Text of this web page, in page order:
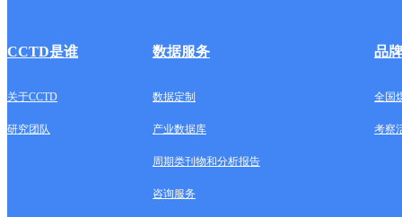
CCTD是谁 数据服务 品
关于CCTD 数据定制 全国
研究团队 产业数据库 考察
周期类刊物和分析报告
咨询服务